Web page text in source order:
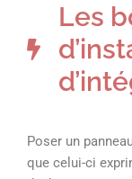
Les
Poser un
que celui-ci